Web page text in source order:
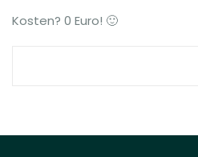
Kosten? 0 Euro! 🙂